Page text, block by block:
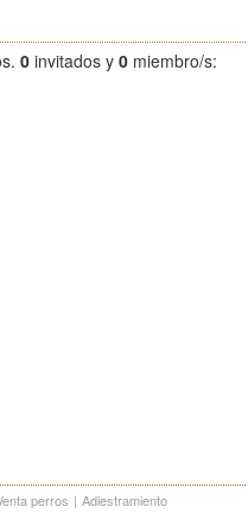
0 invitados y 0 miembro/s:
perros | Adiestramiento